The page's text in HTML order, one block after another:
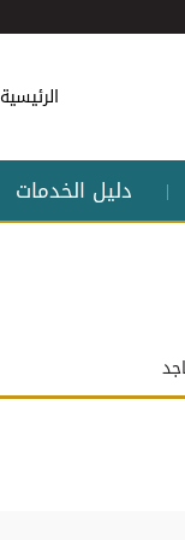
الرئيسية
| دليل الخدمات